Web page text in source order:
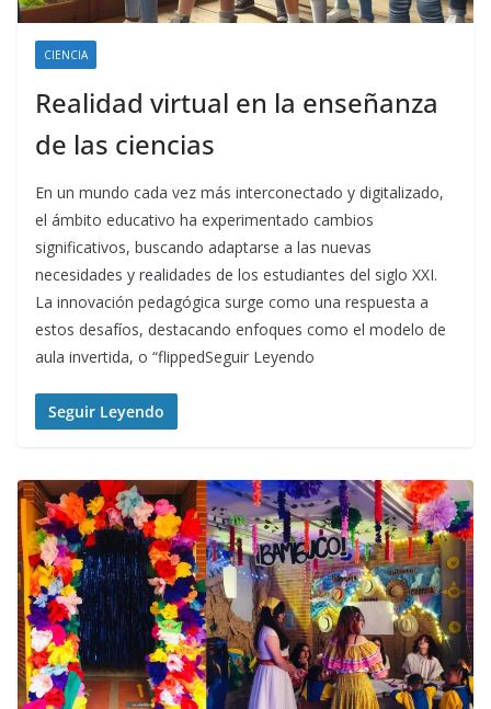
CIENCIA
Realidad virtual en la enseñanza
de las ciencias
En un mundo cada vez más interconectado y digitalizado,
el ámbito educativo ha experimentado cambios
significativos, buscando adaptarse a las nuevas
necesidades y realidades de los estudiantes del siglo XXI.
La innovación pedagógica surge como una respuesta a
estos desafíos, destacando enfoques como el modelo de
aula invertida, o “flippedSeguir Leyendo
Seguir Leyendo